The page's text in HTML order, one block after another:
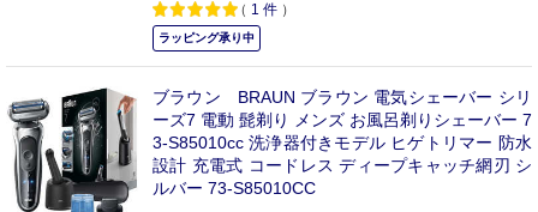
（ 1 件 ）
ラッピング承り中
ブラウン BRAUN ブラウン 電気シェーバー シリ
ーズ7 電動 髭剃り メンズ お風呂剃りシェーバー 7
3-S85010cc 洗浄器付きモデル ヒゲトリマー 防水
設計 充電式 コードレス ディープキャッチ網刃 シ
ルバー 73-S85010CC